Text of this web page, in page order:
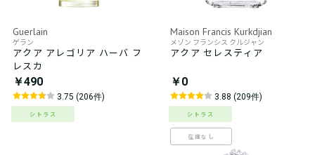
Guerlain
ゲラン
アクア アレゴリア ハーバ フ
レスカ
￥490
3.75 (206件)
シトラス
Maison Francis Kurkdjian
メゾン フランシス クルジャン
アクア セレスティア
￥0
3.88 (209件)
シトラス
在庫なし